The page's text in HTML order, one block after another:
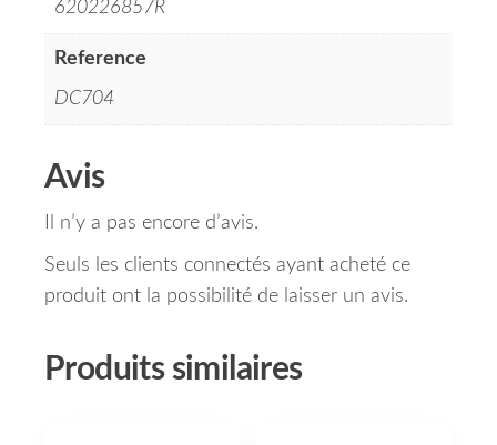
620226857R
Reference
DC704
Avis
Il n’y a pas encore d’avis.
Seuls les clients connectés ayant acheté ce
produit ont la possibilité de laisser un avis.
Produits similaires